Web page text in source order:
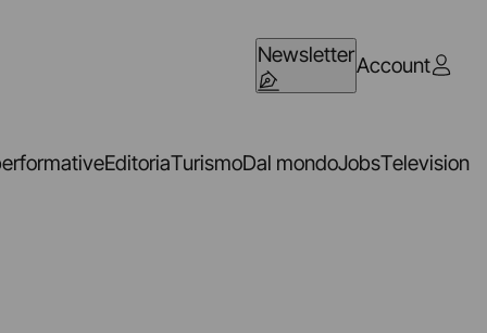
NewsletterAccount
EditoriaTurismoDal mondoJobsTelevision